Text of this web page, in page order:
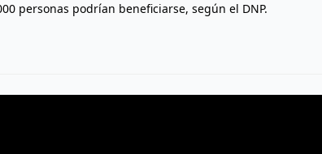
personas podrían beneficiarse, según el DNP.